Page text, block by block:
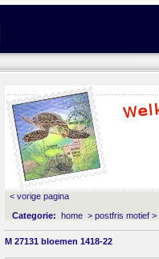
< vorige pagina
Categorie: home > postfris motief >
M 27131 bloemen 1418-22